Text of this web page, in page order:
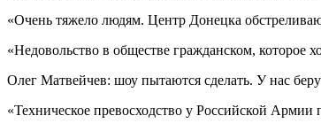
«Очень тяжело людям. Центр Донецка
«Недовольство в обществе гражданском, которое
Олег Матвейчев: шоу пытаются сделать. У нас
«Техническое превосходство у Российской Армии